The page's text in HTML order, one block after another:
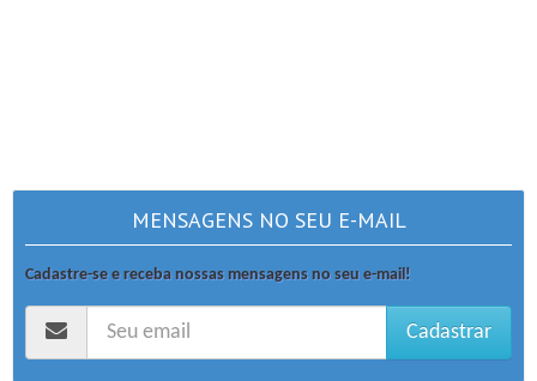
MENSAGENS NO SEU E-MAIL
Cadastre-se e receba nossas mensagens no seu e-mail!
Cadastrar